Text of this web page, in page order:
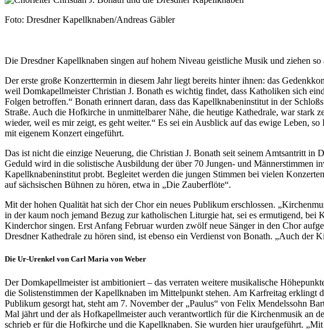
Nachweis
Foto: Dresdner Kapellknaben/Andreas Gäbler
Die Dresdner Kapellknaben singen auf hohem Niveau geistliche Musik und ziehen
Der erste große Konzerttermin in diesem Jahr liegt bereits hinter ihnen: das
weil Domkapellmeister Christian J. Bonath es wichtig findet, dass Katholiken sich
Folgen betroffen.“ Bonath erinnert daran, dass das Kapellknabeninstitut in der
Straße. Auch die Hofkirche in unmittelbarer Nähe, die heutige Kathedrale, war stark
wieder, weil es mir zeigt, es geht weiter.“ Es sei ein Ausblick auf das ewige Leben,
mit eigenem Konzert eingeführt.
Das ist nicht die einzige Neuerung, die Christian J. Bonath seit seinem Amtsantritt
Geduld wird in die solistische Ausbildung der über 70 Jungen- und Männerstimmen
Kapellknabeninstitut probt. Begleitet werden die jungen Stimmen bei vielen
auf sächsischen Bühnen zu hören, etwa in „Die Zauberflöte“.
Mit der hohen Qualität hat sich der Chor ein neues Publikum erschlossen.
in der kaum noch jemand Bezug zur katholischen Liturgie hat, sei es ermutigend,
Kinderchor singen. Erst Anfang Februar wurden zwölf neue Sänger in den Chor
Dresdner Kathedrale zu hören sind, ist ebenso ein Verdienst von Bonath. „Auch der
Die Ur-Urenkel von Carl Maria von Weber
Der Domkapellmeister ist ambitioniert – das verraten weitere musikalische
die Solistenstimmen der Kapellknaben im Mittelpunkt stehen. Am Karfreitag erklingt
Publikum gesorgt hat, steht am 7. November der „Paulus“ von Felix Mendelssohn
Mal jährt und der als Hofkapellmeister auch verantwortlich für die Kirchenmusik an
schrieb er für die Hofkirche und die Kapellknaben. Sie wurden hier uraufgeführt.